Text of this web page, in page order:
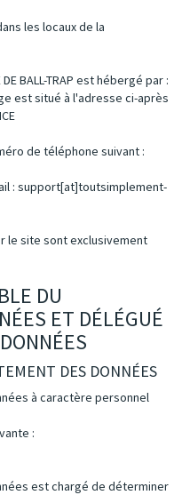
les locaux de la
DE BALL-TRAP est hébergé par :
est situé à l'adresse ci-après
de téléphone suivant :
: support[at]toutsimplement-
le site sont exclusivement
DU
ET DÉLÉGUÉ
DES DONNÉES
à caractère personnel
:
est chargé de déterminer